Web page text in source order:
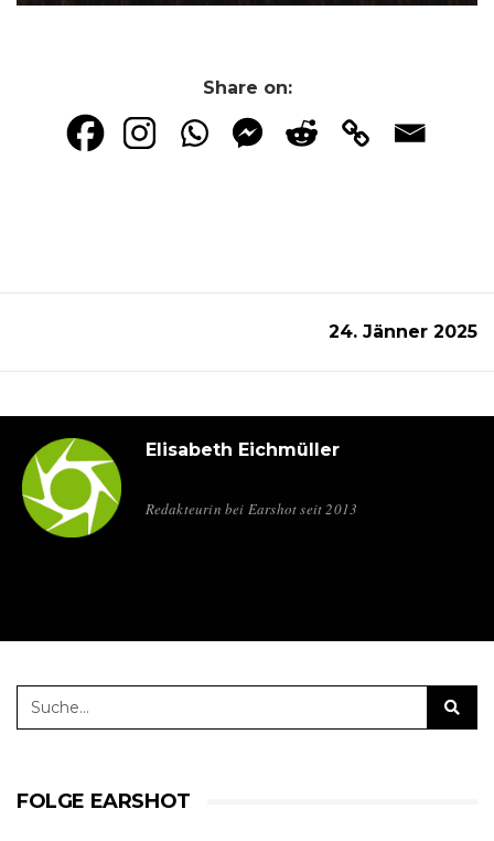
Share on:
24. Jänner 2025
Elisabeth Eichmüller
Redakteurin bei Earshot seit 2013
FOLGE EARSHOT